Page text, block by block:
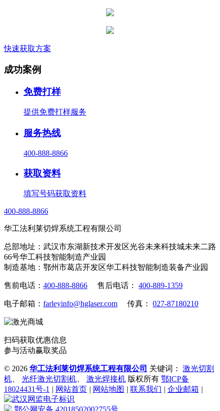
快速获取方案
成功案例
免费打样
提供免费打样服务
服务热线
400-888-8866
获取资料
填写号码获取资料
400-888-8866
华工法利莱切焊系统工程有限公司
总部地址：武汉市东湖新技术开发区光谷未来科技城未来二路
66号华工科技智能制造产业园
制造基地：鄂州市葛店开发区华工科技智能制造装备产业园
售前电话： 400-888-8866 售后电话： 400-889-1359
电子邮箱： farleyinfo@hglaser.com 传真： 027-87180210
扫码获取优惠信息
参与活动赢取奖品
© 2026 华工法利莱切焊系统工程有限公司 关键词： 激光切割
机
光纤激光切割机 激光焊接机 版权所有 鄂ICP备
18024431号-1 | 网站首页 | 网站地图 | 联系我们 | 企业邮箱 |